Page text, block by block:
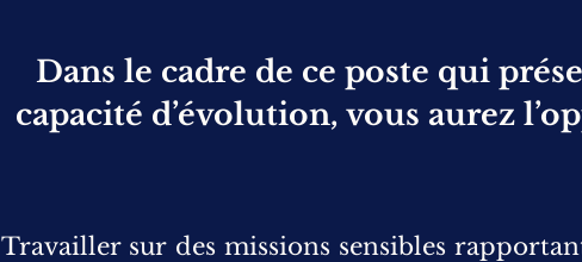
Dans le cadre de ce poste qui
capacité d’évolution, vous aurez
Travailler sur des missions sensibles